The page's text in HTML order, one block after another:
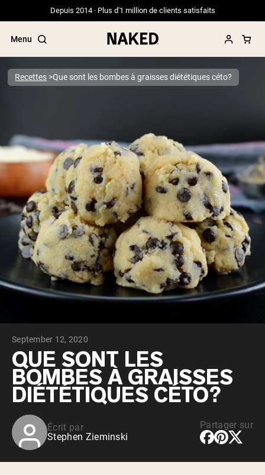
Depuis 2014 · Plus d'1 million de clients satisfaits
Menu
”Protein Powder“
”Overnight Oats“
”Vegan protein“
”Collagen“
”Micellar Casein“
PROTÉINES EN POUDREMeilleure Vente
Protéine de pois
Protéine de Whey en Poudre
Peptides de collagène
Whey au chocolat issu de vaches
nourries à l'herbe
Whey de lait de vache nourrie à l'herbe à
la vanille
Whey de vache nourrie à l'herbe
Shop All Protéines En Poudre
PROTÉINES VÉGANESMeilleure Vente
Protéine de pois
Recettes Que sont les bombes à graisses diététiques céto?
September 12, 2020
QUE SONT LES
BOMBES À GRAISSES
DIÉTÉTIQUES CÉTO?
Écrit par
Stephen Zieminski
Partager sur